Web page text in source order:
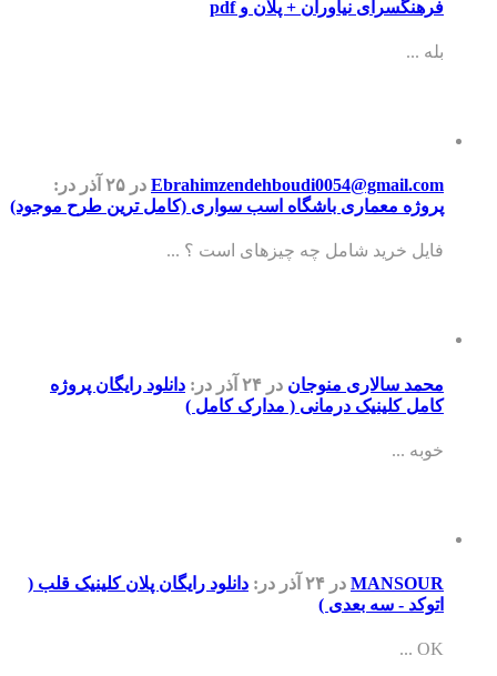
فرهنگسرای نیاوران + پلان و pdf
بله ...
Ebrahimzendehboudi0054@gmail.com در ۲۵ آذر
در:
پروژه معماری باشگاه اسب سواری (کامل ترین طرح موجود)
فایل خرید شامل چه چیزهای است ؟ ...
محمد سالاری منوجان در ۲۴ آذر در: دانلود رایگان پروژه
کامل کلینیک درمانی ( مدارک کامل )
خوبه ...
MANSOUR در ۲۴ آذر در: دانلود رایگان پلان کلینیک قلب (
اتوکد - سه بعدی )
OK ...